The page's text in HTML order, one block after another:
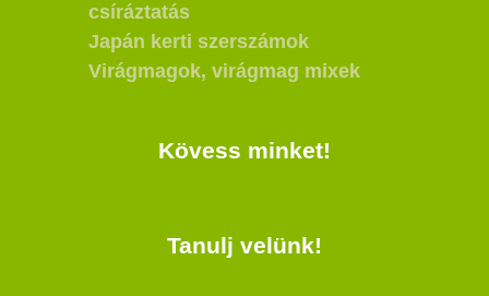
csíráztatás
Japán kerti szerszámok
Virágmagok, virágmag mixek
Kövess minket!
Tanulj velünk!